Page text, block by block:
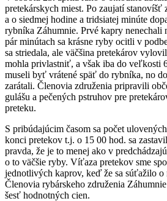
pretekárskych miest. Po zaujatí stanovíšť
a o siedmej hodine a tridsiatej minúte
rybníka Záhumnie. Prvé kapry nenechali
pár minútach sa krásne ryby ocitli v
sa striedala, ale väčšina pretekárov
mohla privlastniť, a však iba do veľkosti
museli byť vrátené späť do rybníka, no
zarátali. Členovia združenia pripravili
gulášu a pečených pstruhov pre
preteku.
S pribúdajúcim časom sa počet
konci pretekov t.j. o 15 00 hod. sa
pravda, že je to menej ako v
o to väčšie ryby. Víťaza pretekov sme
jednotlivých kaprov, keď že sa súťažilo o
Členovia rybárskeho združenia
šesť hodnotných cien.